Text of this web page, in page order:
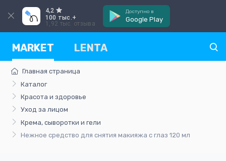
4,2
100 тыс.+
1,92 тыс. отзыва
Доступно в
Google Play
MARKET LENTA
Главная страница
Каталог
Красота и здоровье
Уход за лицом
Крема, сыворотки и гели
Нежное средство для снятия макияжа с глаз 120 мл